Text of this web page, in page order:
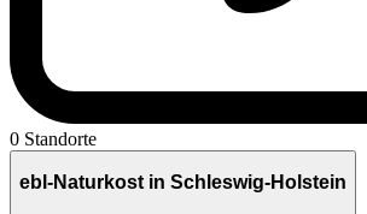
0 Standorte
ebl-Naturkost in Schleswig-Holstein